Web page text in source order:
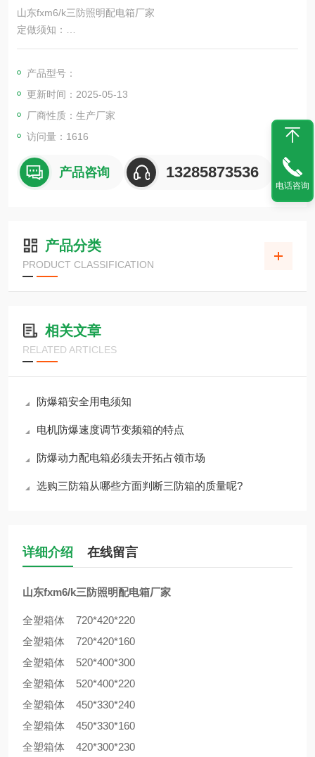
山东fxm6/k三防照明配电箱厂家
定做须知：
1.元件品牌：正泰、施耐德、常熟、德力西
3.额定电压：220V/380V
4.防护等级：IP65/IP55（加装防雨罩）
5.防腐等级：WF1
产品型号：
更新时间：2025-05-13
厂商性质：生产厂家
访问量：1616
产品咨询 13285873536
产品分类
PRODUCT CLASSIFICATION
相关文章
RELATED ARTICLES
防爆箱安全用电须知
电机防爆速度调节变频箱的特点
防爆动力配电箱必须去开拓占领市场
选购三防箱从哪些方面判断三防箱的质量呢?
详细介绍 在线留言
山东fxm6/k三防照明配电箱厂家
全塑箱体 720*420*220
全塑箱体 720*420*160
全塑箱体 520*400*300
全塑箱体 520*400*220
全塑箱体 450*330*240
全塑箱体 450*330*160
全塑箱体 420*300*230
电话咨询